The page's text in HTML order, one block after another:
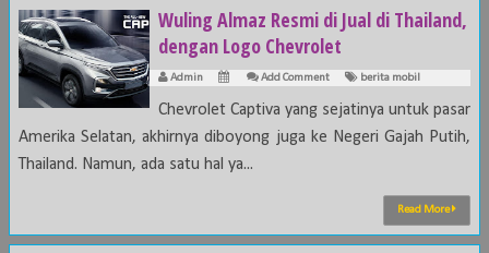
Wuling Almaz Resmi di Jual di Thailand,
dengan Logo Chevrolet
Admin Add Comment berita mobil
Chevrolet Captiva yang sejatinya untuk pasar
Amerika Selatan, akhirnya diboyong juga ke Negeri Gajah Putih,
Thailand. Namun, ada satu hal ya...
Read More